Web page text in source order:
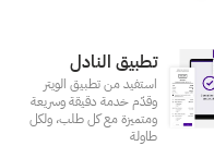
تطبيق النادل
استفيد من تطبيق الويتر
وقدّم خدمة دقيقة وسريعة
ومتميزة مع كل طلب، ولكل
طاولة